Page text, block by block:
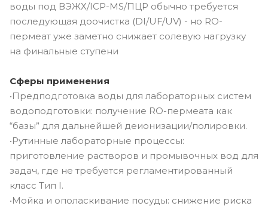
воды под ВЭЖХ/ICP-MS/ПЦР обычно требуется
последующая доочистка (DI/UF/UV) - но RO-
пермеат уже заметно снижает солевую нагрузку
на финальные ступени
Сферы применения
•Предподготовка воды для лабораторных систем
водоподготовки: получение RO-пермеата как
“базы” для дальнейшей деионизации/полировки.
•Рутинные лабораторные процессы:
приготовление растворов и промывочных вод для
задач, где не требуется регламентированный
класс Tип I.
•Мойка и ополаскивание посуды: снижение риска